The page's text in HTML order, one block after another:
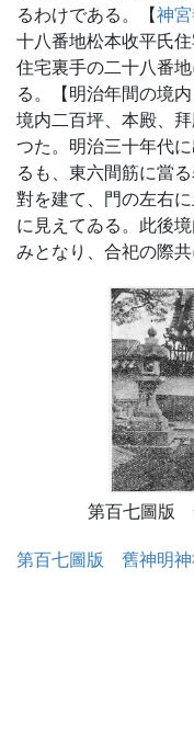
るわけである。【神
十八番地松本收平氏
住宅裏手の二十八番
る。【明治年間の境
境内二百坪、本殿、
つた。明治三十年代
るも、東六間筋に當
對を建て、門の左右
に見えてゐる。此後境
みとなり、合祀の際
第百七圖版
第百七圖版 舊神明神